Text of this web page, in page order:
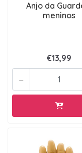
Anjo da
meninos
€13,99
-